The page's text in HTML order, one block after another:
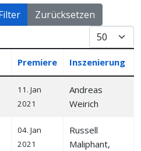
Zurücksetzen
Anzeige #
Premiere Inszenierung
11. Jan
2021
Andreas
Weirich
04. Jan
2021
Russell
Maliphant,